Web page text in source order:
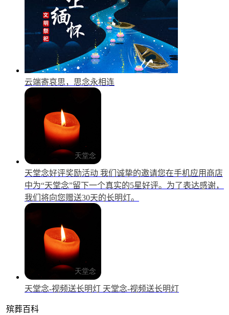
云端寄哀思，思念永相连
天堂念好评奖励活动 我们诚挚的邀请您在手机应用商店
中为“天堂念”留下一个真实的5星好评。为了表达感谢，
我们将向您赠送30天的长明灯。
天堂念-视频送长明灯 天堂念-视频送长明灯
殡葬百科